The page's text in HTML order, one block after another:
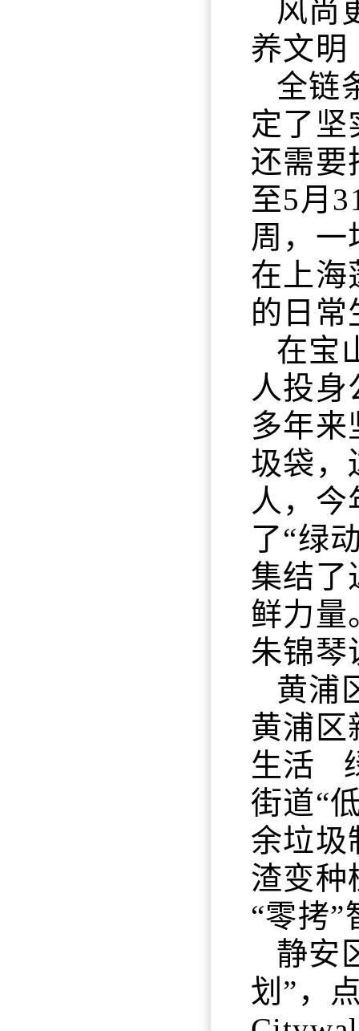
风尚
养文明
全链
定了坚
还需要
至5月
周，一
在上海
的日常
在宝
人投
多年来
圾袋，
人，
了“绿
集结了
鲜力量
朱锦琴
黄浦
黄浦区
生活
街道“
余垃圾
渣变种
“零拷
静安
划”，